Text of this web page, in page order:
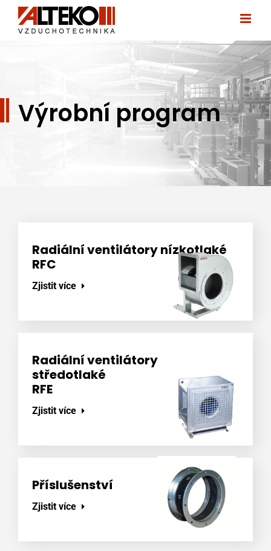
Přeskočit
Výrobní program
Radiální ventilátory nízkotlaké
RFC
Zjistit více
Radiální ventilátory
středotlaké
RFE
Zjistit více
Příslušenství
Zjistit více